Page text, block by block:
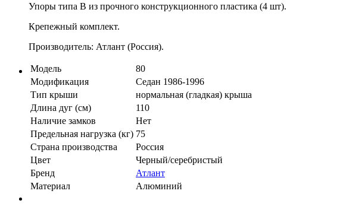
Упоры типа B из прочного конструкционного пластика (4 шт).
Крепежный комплект.
Производитель: Атлант (Россия).
Модель
80
Модификация
Седан 1986-1996
Тип крыши
нормальная (гладкая) крыша
Длина дуг (см)
110
Наличие замков
Нет
Предельная нагрузка (кг) 75
Страна производства
Россия
Цвет
Черный/серебристый
Бренд
Атлант
Материал
Алюминий